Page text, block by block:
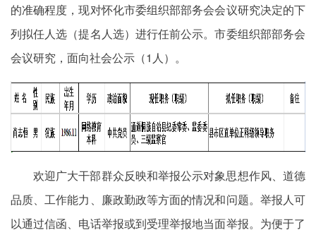
的准确程度，现对怀化市委组织部部务会会议研究决定的下
列拟任人选（提名人选）进行任前公示。市委组织部部务会
会议研究，面向社会公示（1人）。
欢迎广大干部群众反映和举报公示对象思想作风、道德
品质、工作能力、廉政勤政等方面的情况和问题。举报人可
以通过信函、电话举报或到受理举报地当面举报。为便于了